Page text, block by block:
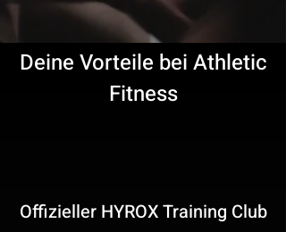
Deine Vorteile bei Athletic
Fitness
Offizieller HYROX Training Club